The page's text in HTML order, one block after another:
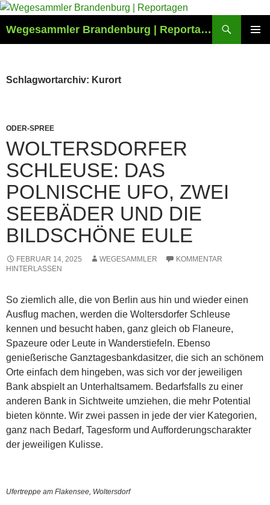
Zum
springen
Wegesammler Brandenburg | Reportagen
Schlagwortarchiv: Kurort
ODER-SPREE
WOLTERSDORFER
SCHLEUSE: DAS
POLNISCHE UFO, ZWEI
SEEBÄDER UND DIE
BILDSCHÖNE EULE
FEBRUAR 14, 2025 WEGESAMMLER
KOMMENTAR
HINTERLASSEN
So ziemlich alle, die von Berlin aus hin und wieder einen
Ausflug machen, werden die Woltersdorfer Schleuse
kennen und besucht haben, ganz gleich ob Flaneure,
Spazeure oder Leute in Wanderstiefeln. Ebenso
genießerische Ganztagesbankdasitzer, die sich an schönem
Orte einfach dem hingeben, was sich vor der jeweiligen
Bank abspielt an Unterhaltsamem. Bedarfsfalls zu einer
anderen Bank in Sichtweite umziehen, die mehr Potential
bieten könnte. Wir zwei passen in jede der vier Kategorien,
ganz nach Bedarf, Tagesform und Aufforderungscharakter
der jeweiligen Kulisse.
Ufertreppe am Flakensee, Woltersdorf